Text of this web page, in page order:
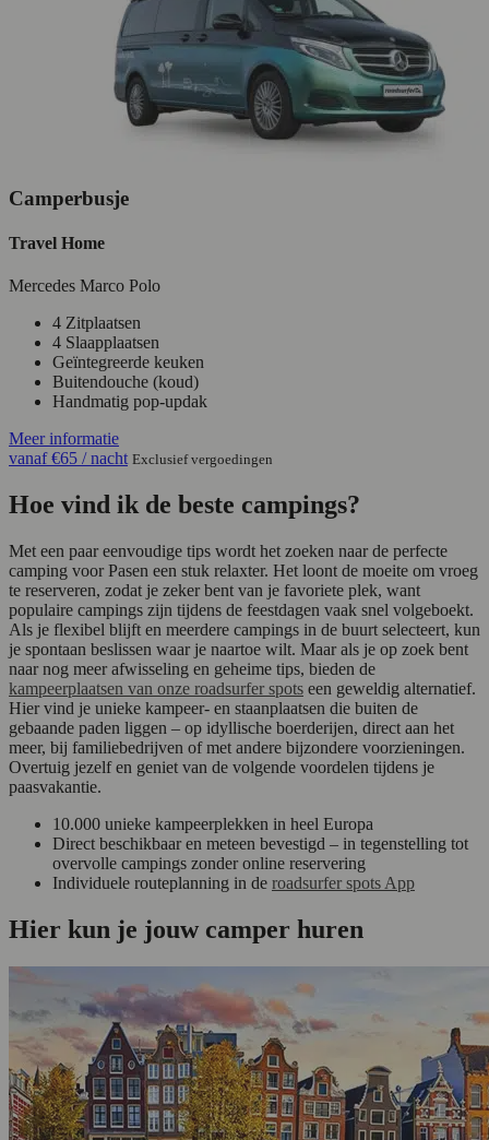
Camperbusje
Travel Home
Mercedes Marco Polo
4 Zitplaatsen
4 Slaapplaatsen
Geïntegreerde keuken
Buitendouche (koud)
Handmatig pop-updak
Meer informatie
vanaf€65 / nacht Exclusief vergoedingen
Hoe vind ik de beste campings?
Met een paar eenvoudige tips wordt het zoeken naar de perfecte
camping voor Pasen een stuk relaxter. Het loont de moeite om vroeg
te reserveren, zodat je zeker bent van je favoriete plek, want
populaire campings zijn tijdens de feestdagen vaak snel volgeboekt.
Als je flexibel blijft en meerdere campings in de buurt selecteert, kun
je spontaan beslissen waar je naartoe wilt. Maar als je op zoek bent
naar nog meer afwisseling en geheime tips, bieden de
kampeerplaatsen van onze roadsurfer spots een geweldig alternatief.
Hier vind je unieke kampeer- en staanplaatsen die buiten de
gebaande paden liggen – op idyllische boerderijen, direct aan het
meer, bij familiebedrijven of met andere bijzondere voorzieningen.
Overtuig jezelf en geniet van de volgende voordelen tijdens je
paasvakantie.
10.000 unieke kampeerplekken in heel Europa
Direct beschikbaar en meteen bevestigd – in tegenstelling tot
overvolle campings zonder online reservering
Individuele routeplanning in de roadsurfer spots App
Hier kun je jouw camper huren